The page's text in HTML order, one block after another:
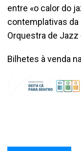
entre «o calor do
contemplativas da
Orquestra de Jazz
Bilhetes à venda na